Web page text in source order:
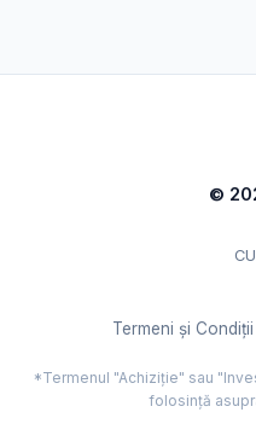
©
Termeni și Condiții
*Termenul "Achiziție" sau
folosință